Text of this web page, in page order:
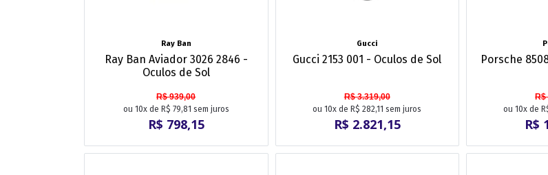
Ray Ban
Ray Ban Aviador 3026 2846 -
Oculos de Sol
R$ 939,00
ou 10x de R$ 79,81 sem juros
R$ 798,15
Gucci
Gucci 2153 001 - Oculos de Sol
R$ 3.319,00
ou 10x de R$ 282,11 sem juros
R$ 2.821,15
Porsche
R$
ou 10x de
R$